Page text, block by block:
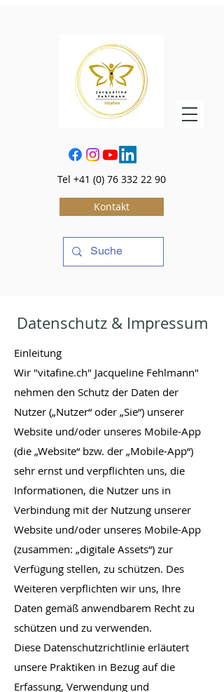
Tel +41 (0) 76 332 22 90
Kontakt
Datenschutz & Impressum
Einleitung
Wir "vitafine.ch" Jacqueline Fehlmann"
nehmen den Schutz der Daten der
Nutzer („Nutzer“ oder „Sie“) unserer
Website und/oder unseres Mobile-App
(die „Website“ bzw. der „Mobile-App“)
sehr ernst und verpflichten uns, die
Informationen, die Nutzer uns in
Verbindung mit der Nutzung unserer
Website und/oder unseres Mobile-App
(zusammen: „digitale Assets“) zur
Verfügung stellen, zu schützen. Des
Weiteren verpflichten wir uns, Ihre
Daten gemäß anwendbarem Recht zu
schützen und zu verwenden.
Diese Datenschutzrichtlinie erläutert
unsere Praktiken in Bezug auf die
Erfassung, Verwendung und